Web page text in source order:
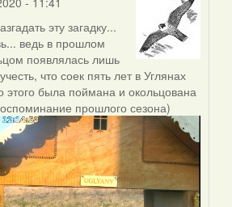
эту загадку...
ведь в прошлом
появлялась лишь
что соек пять лет в Углянах
этого была поймана и окольцована
прошлого сезона)